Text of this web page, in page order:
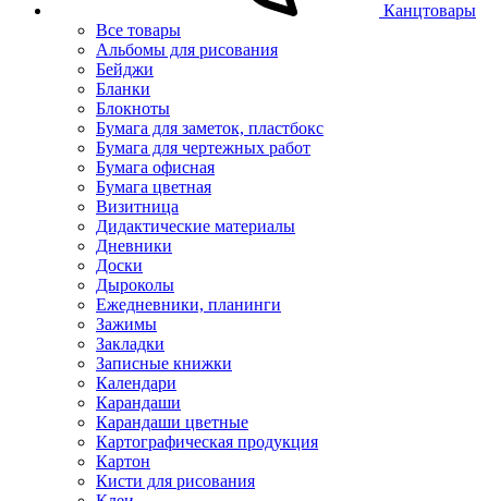
Канцтовары
Все товары
Альбомы для рисования
Бейджи
Бланки
Блокноты
Бумага для заметок, пластбокс
Бумага для чертежных работ
Бумага офисная
Бумага цветная
Визитница
Дидактические материалы
Дневники
Доски
Дыроколы
Ежедневники, планинги
Зажимы
Закладки
Записные книжки
Календари
Карандаши
Карандаши цветные
Картографическая продукция
Картон
Кисти для рисования